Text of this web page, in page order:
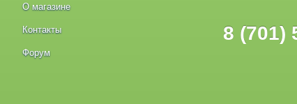
О магазине
Контакты
Форум
8 (701)